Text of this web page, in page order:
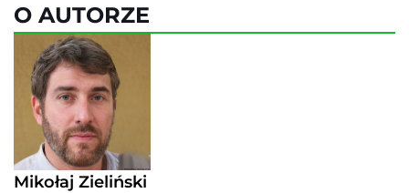
O AUTORZE
Mikołaj Zieliński